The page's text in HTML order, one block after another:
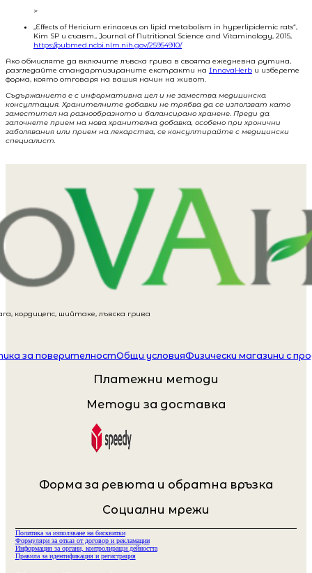
>
„Effects of Hericium erinaceus on lipid metabolism in hyperlipidemic rats“,
Kim SP и съавт., Journal of Nutritional Science and Vitaminology, 2015,
https://pubmed.ncbi.nlm.nih.gov/25954910/
Ако обмисляте да включите лъвска грива в своята ежедневна рутина,
разгледайте стандартизираните екстракти на InnovaHerb и изберете
форма, която отговаря на вашия начин на живот.
Съдържанието е с информативна цел и не замества медицинска
консултация. Хранителните добавки не трябва да се използват като
заместител на разнообразното и балансирано хранене. Преди да
започнете прием на нова хранителна добавка, особено при хронични
заболявания или прием на лекарства, се консултирайте с медицински
специалист.
кордицепс, шийтаке, лъвска грива
за поверителностОбщи условияФизически магазини с
Платежни методи
Методи за доставка
Форма за ревюта и обратна връзка
Социални мрежи
Политика за използване на бисквитки
Формуляри за отказ от договор и рекламации
Информация за органи, контролиращи дейността
Правила за идентификация и регистрация